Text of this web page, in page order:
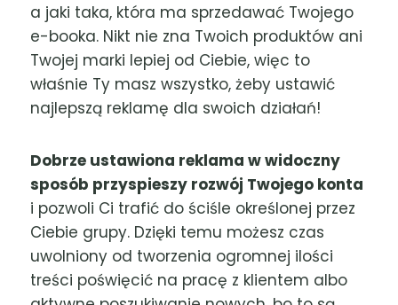
a jaki taka, która ma sprzedawać Twojego
e-booka. Nikt nie zna Twoich produktów ani
Twojej marki lepiej od Ciebie, więc to
właśnie Ty masz wszystko, żeby ustawić
najlepszą reklamę dla swoich działań!
Dobrze ustawiona reklama w widoczny
sposób przyspieszy rozwój Twojego konta
i pozwoli Ci trafić do ściśle określonej przez
Ciebie grupy. Dzięki temu możesz czas
uwolniony od tworzenia ogromnej ilości
treści poświęcić na pracę z klientem albo